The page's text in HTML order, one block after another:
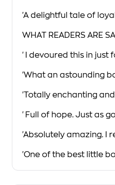
'A delightful tale of
WHAT READERS ARE
'I devoured this in just
'What an astounding
'Totally enchanting
'Full of hope. Just as
'Absolutely amazing. I
'One of the best little